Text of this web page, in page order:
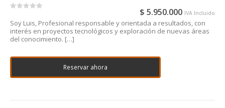
Soy Luis, Profesional responsable y orientada a resultados, con
interés en proyectos tecnológicos y exploración de nuevas áreas
del conocimiento. […]
$ 5.950.000 IVA Incluido
Reservar ahora